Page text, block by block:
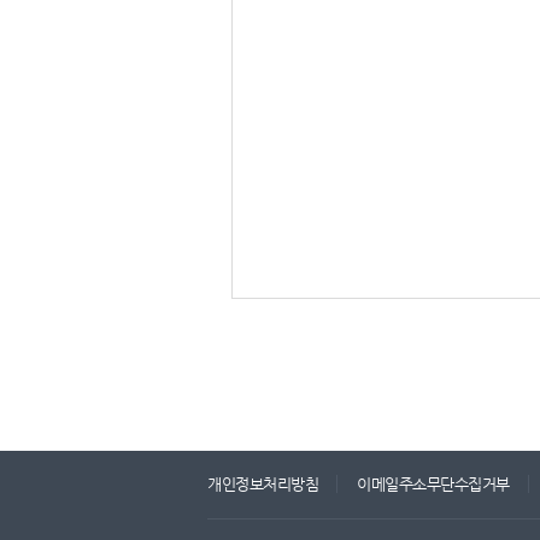
개인정보처리방침 이메일주소무단수집거부